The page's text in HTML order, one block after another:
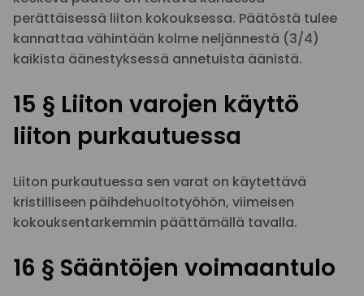
perättäisessä liiton kokouksessa. Päätöstä tulee
kannattaa vähintään kolme neljännestä (3/4)
kaikista äänestyksessä annetuista äänistä.
15 § Liiton varojen käyttö
liiton purkautuessa
Liiton purkautuessa sen varat on käytettävä
kristilliseen päihdehuoltotyöhön, viimeisen
kokouksentarkemmin päättämällä tavalla.
16 § Sääntöjen voimaantulo